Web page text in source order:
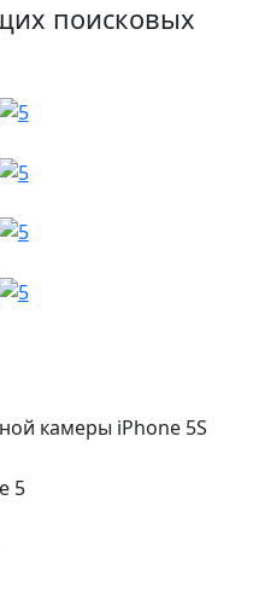
поисковых
камеры iPhone 5S
5